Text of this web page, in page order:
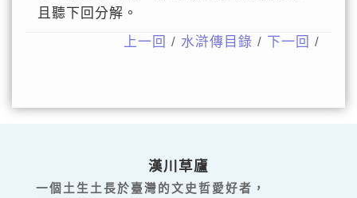
且聽下回分解。
上一回 / 水滸傳目錄 / 下一回 /
漢川草廬
一個土生土長於臺灣的文史哲愛好者，